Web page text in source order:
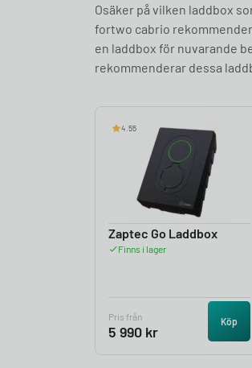
Osäker på vilken laddbox
fortwo cabrio
en laddbox för nuvarande
rekommenderar dessa
4.55
Zaptec Go Laddbox
Finns i lager
Pris från
5 990 kr
Köp